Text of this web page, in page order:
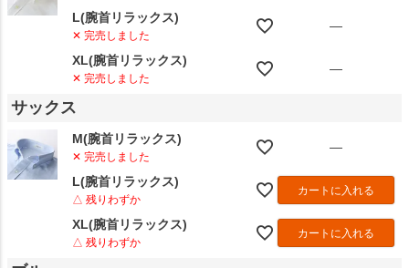
L(腕首リラックス)
✕ 完売しました
—
XL(腕首リラックス)
✕ 完売しました
—
サックス
M(腕首リラックス)
✕ 完売しました
—
L(腕首リラックス)
△ 残りわずか
カートに入れる
XL(腕首リラックス)
△ 残りわずか
カートに入れる